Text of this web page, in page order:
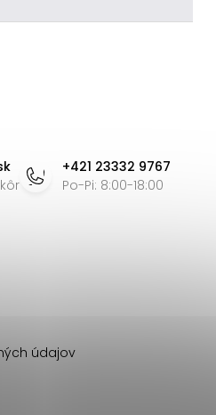
+421 23332 9767
Po-Pi: 8:00-18:00
údajov